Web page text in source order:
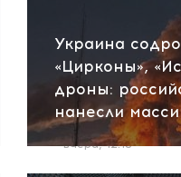
Масштабная
Ярославскую
Обломки БПЛА
пожар на НПЗ
вчера, 12:18
Украина
«Цирконы»,
дроны:
нанесли